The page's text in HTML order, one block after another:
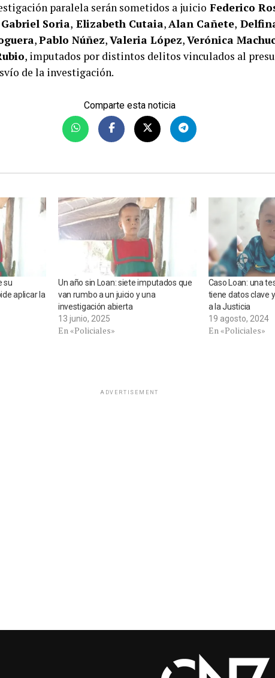
paralela serán sometidos a juicio Federico
Soria, Elizabeth Cutaia,Alan Cañete,
,Pablo Núñez,Valeria López,Verónica
, imputados por distintos delitos vinculados al
de la investigación.
Comparte esta noticia
su
aplicar la
Un año sin Loan: siete imputados que
van rumbo a un juicio y una
investigación abierta
13 junio, 2025
En «Policiales»
Caso Loan: una
tiene datos clave
a la Justicia
19 agosto, 2024
En «Policiales»
ADVERTISEMENT